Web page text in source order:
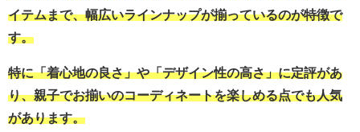
イテムまで、幅広いラインナップが揃っているのが特徴で
す。
特に「着心地の良さ」や「デザイン性の高さ」に定評があ
り、親子でお揃いのコーディネートを楽しめる点でも人気
があります。